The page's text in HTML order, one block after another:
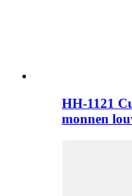
HH-1121
monnen